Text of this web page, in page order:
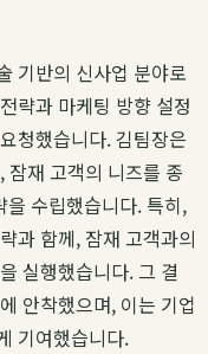
기반의 신사업 분야로
략과 마케팅 방향 설정
청했습니다.김팀장은
잠재 고객의 니즈를 종
수립했습니다. 특히,
과 함께, 잠재 고객과의
실행했습니다. 그 결
안착했으며, 이는 기업
기여했습니다.